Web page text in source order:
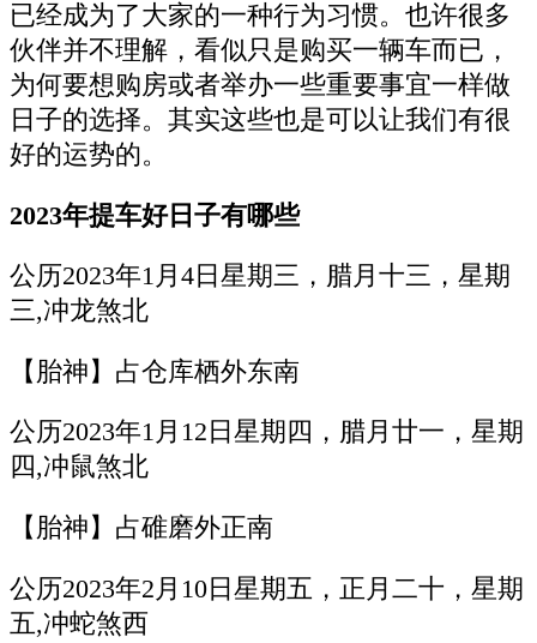
已经成为了大家的一种行为习惯。也许很多
伙伴并不理解，看似只是购买一辆车而已，
为何要想购房或者举办一些重要事宜一样做
日子的选择。其实这些也是可以让我们有很
好的运势的。
2023年提车好日子有哪些
公历2023年1月4日星期三，腊月十三，星期
三,冲龙煞北
【胎神】占仓库栖外东南
公历2023年1月12日星期四，腊月廿一，星期
四,冲鼠煞北
【胎神】占碓磨外正南
公历2023年2月10日星期五，正月二十，星期
五,冲蛇煞西